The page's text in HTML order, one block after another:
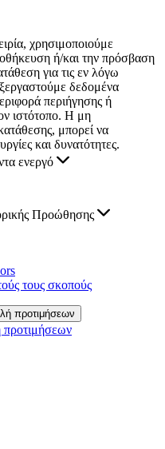
χρησιμοποιούμε
ή/και την πρόσβαση
για τις εν λόγω
δεδομένα
περιήγησης ή
ιστότοπο. Η μη
μπορεί να
και δυνατότητες.
ενεργό
Προώθησης
τους σκοπούς
προτιμήσεων